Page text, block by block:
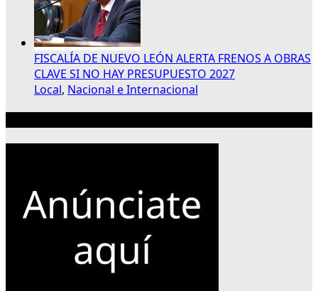
FISCALÍA DE NUEVO LEÓN ALERTA FRENOS A OBRAS
CLAVE SI NO HAY PRESUPUESTO 2027
Local, Nacional e Internacional